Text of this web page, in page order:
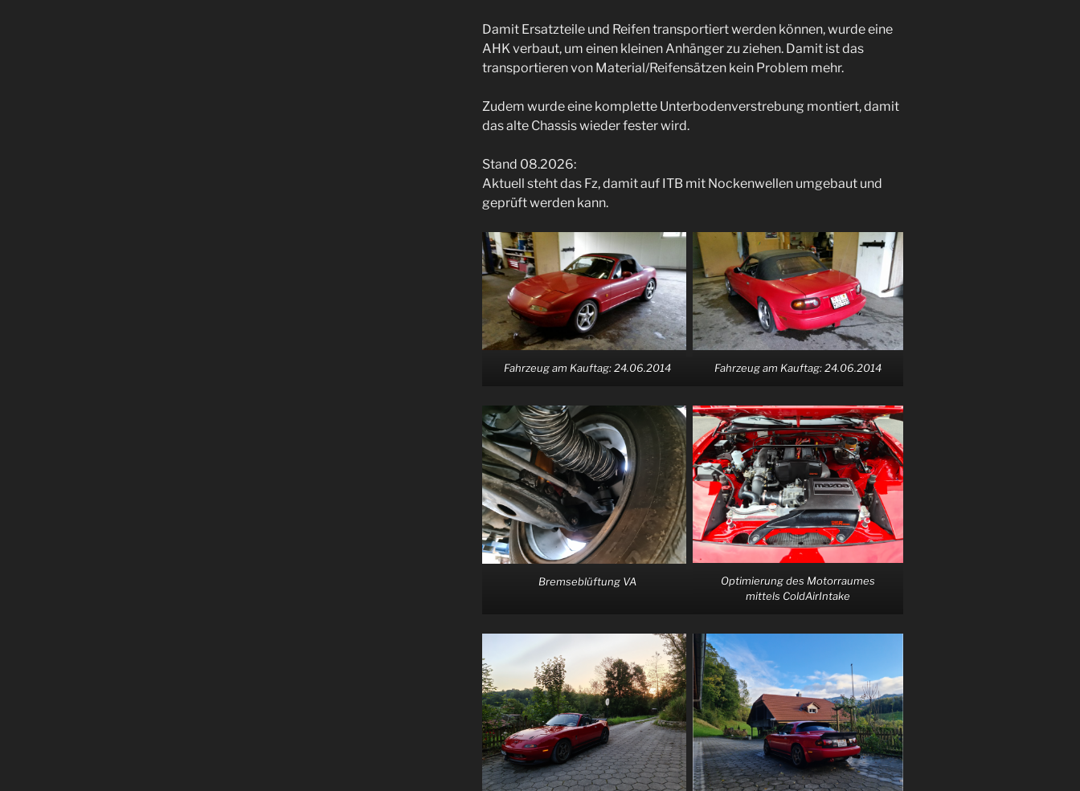
Damit Ersatzteile und Reifen transportiert werden können, wurde eine
AHK verbaut, um einen kleinen Anhänger zu ziehen. Damit ist das
transportieren von Material/Reifensätzen kein Problem mehr.
Zudem wurde eine komplette Unterbodenverstrebung montiert, damit
das alte Chassis wieder fester wird.
Stand 08.2026:
Aktuell steht das Fz, damit auf ITB mit Nockenwellen umgebaut und
geprüft werden kann.
Fahrzeug am Kauftag: 24.06.2014 Fahrzeug am Kauftag: 24.06.2014
Bremseblüftung VA
Optimierung des Motorraumes
mittels ColdAirIntake